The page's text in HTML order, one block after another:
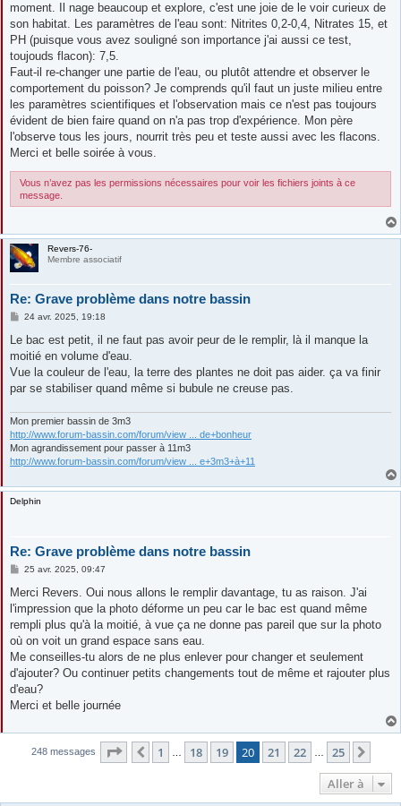
moment. Il nage beaucoup et explore, c'est une joie de le voir curieux de
son habitat. Les paramètres de l'eau sont: Nitrites 0,2-0,4, Nitrates 15, et
PH (puisque vous avez souligné son importance j'ai aussi ce test,
toujouds flacon): 7,5.
Faut-il re-changer une partie de l'eau, ou plutôt attendre et observer le
comportement du poisson? Je comprends qu'il faut un juste milieu entre
les paramètres scientifiques et l'observation mais ce n'est pas toujours
évident de bien faire quand on n'a pas trop d'expérience. Mon père
l'observe tous les jours, nourrit très peu et teste aussi avec les flacons.
Merci et belle soirée à vous.
Vous n’avez pas les permissions nécessaires pour voir les fichiers joints à ce
message.
Revers-76-
Membre associatif
Re: Grave problème dans notre bassin
M
s
a
g
24 avr. 2025, 19:18
Le bac est petit, il ne faut pas avoir peur de le remplir, là il manque la
moitié en volume d'eau.
Vue la couleur de l'eau, la terre des plantes ne doit pas aider. ça va finir
par se stabiliser quand même si bubule ne creuse pas.
Mon premier bassin de 3m3
http://www.forum-bassin.com/forum/view ... de+bonheur
Mon agrandissement pour passer à 11m3
http://www.forum-bassin.com/forum/view ... e+3m3+à+11
Delphin
Re: Grave problème dans notre bassin
M
s
a
g
25 avr. 2025, 09:47
Merci Revers. Oui nous allons le remplir davantage, tu as raison. J'ai
l'impression que la photo déforme un peu car le bac est quand même
rempli plus qu'à la moitié, à vue ça ne donne pas pareil que sur la photo
où on voit un grand espace sans eau.
Me conseilles-tu alors de ne plus enlever pour changer et seulement
d'ajouter? Ou continuer petits changements tout de même et rajouter plus
d'eau?
Merci et belle journée
248 messages Page 20 sur 25
Précédente
1 18 19 20 21 22 25
Aller à